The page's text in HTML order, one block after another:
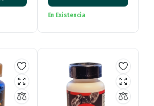
En Existencia